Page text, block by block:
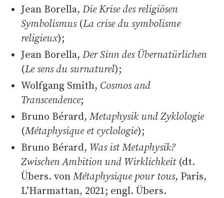
Jean Borella, Die Krise des religiösen
Symbolismus(La crise du symbolisme
religieux);
Jean Borella, Der Sinn des Übernatürlichen
(Le sens du surnaturel);
Wolfgang Smith, Cosmos and
Transcendence;
Bruno Bérard, Metaphysik und Zyklologie
(Métaphysique et cyclologie);
Bruno Bérard, Was ist Metaphysik?
Zwischen Ambition und Wirklichkeit(dt.
Übers. vonMétaphysique pour tous, Paris,
L’Harmattan, 2021; engl. Übers.